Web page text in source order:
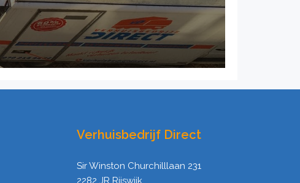
Verhuisbedrijf Direct
Sir Winston Churchilllaan 231
2282 JR Rijswijk